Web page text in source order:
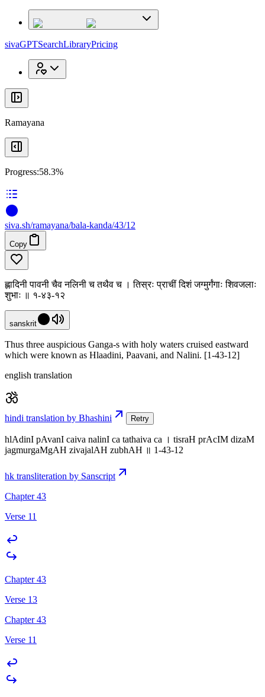
sivaGPTSearchLibraryPricing
Ramayana
Progress:58.3%
siva.sh/ramayana/bala-kanda/43/12
Copy
ह्लादिनी पावनी चैव नलिनी च तथैव च । तिस्रः प्राचीं दिशं जग्मुर्गंगाः शिवजलाः
शुभाः ॥ १-४३-१२
sanskrit
Thus three auspicious Ganga-s with holy waters cruised eastward
which were known as Hlaadini, Paavani, and Nalini. [1-43-12]
english translation
hindi translation by Bhashini Retry
hlAdinI pAvanI caiva nalinI ca tathaiva ca । tisraH prAcIM dizaM
jagmurgaMgAH zivajalAH zubhAH ॥ 1-43-12
hk transliteration by Sanscript
Chapter 43
Verse 11
Chapter 43
Verse 13
Chapter 43
Verse 11